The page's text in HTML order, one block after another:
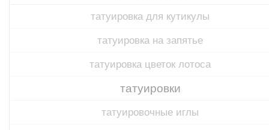
татуировка для кутикулы
татуировка на запятье
татуировка цветок лотоса
татуировки
татуировочные иглы